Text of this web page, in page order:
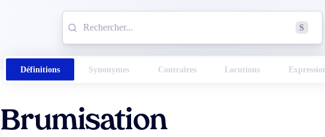
S
Définitions Synonymes Contraires Locutions
Brumisation